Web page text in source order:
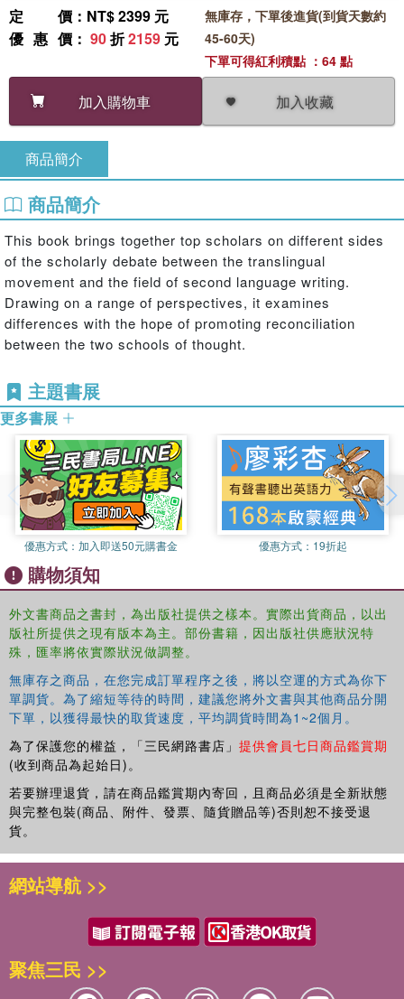
定價 ：NT$ 2399 元
優惠價 ： 90折2159 元
加入購物車 加入收藏
無庫存，下單後進貨(到貨天數約
45-60天)
下單可得紅利積點 ：64 點
商品簡介
商品簡介
This book brings together top scholars on different sides
of the scholarly debate between the translingual
movement and the field of second language writing.
Drawing on a range of perspectives, it examines
differences with the hope of promoting reconciliation
between the two schools of thought.
主題書展
更多書展
優惠方式： 加入即送50元購書金 優惠方式： 19折起
購物須知
外文書商品之書封，為出版社提供之樣本。實際出貨商品，以出
版社所提供之現有版本為主。部份書籍，因出版社供應狀況特
殊，匯率將依實際狀況做調整。
無庫存之商品，在您完成訂單程序之後，將以空運的方式為你下
單調貨。為了縮短等待的時間，建議您將外文書與其他商品分開
下單，以獲得最快的取貨速度，平均調貨時間為1~2個月。
為了保護您的權益，「三民網路書店」 提供會員七日商品鑑賞期
(收到商品為起始日)。
若要辦理退貨，請在商品鑑賞期內寄回，且商品必須是全新狀態
與完整包裝(商品、附件、發票、隨貨贈品等)否則恕不接受退
貨。
網站導航 >>
聚焦三民 >>